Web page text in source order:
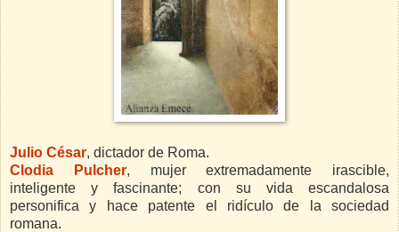
Julio César, dictador de Roma.
Clodia Pulcher, mujer extremadamente irascible,
inteligente y fascinante; con su vida escandalosa
personifica y hace patente el ridículo de la sociedad
romana.